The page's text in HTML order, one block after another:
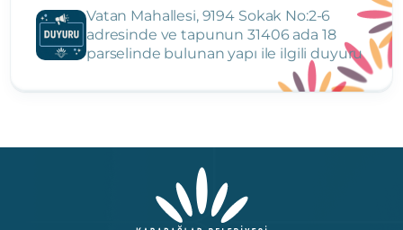
Vatan Mahallesi, 9194 Sokak No:2-6
adresinde ve tapunun 31406 ada 18
parselinde bulunan yapı ile ilgili duyuru